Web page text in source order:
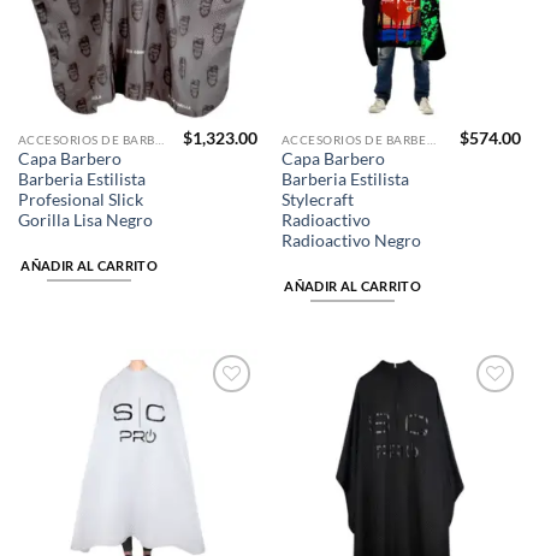
Capa Barbero
Barberia Estilista
Profesional Slick
Gorilla Lisa Negro
$1,323.00
AÑADIR AL CARRITO
Capa Barbero
Barberia Estilista
Stylecraft
Radioactivo
Radioactivo Negro
$574.00
AÑADIR AL CARRITO